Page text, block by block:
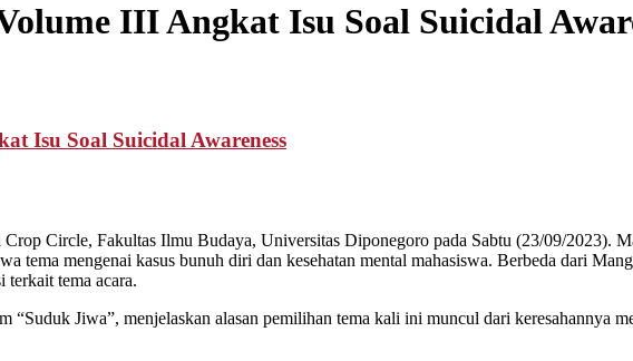
III Angkat Isu Soal Suicidal
Isu Soal Suicidal Awareness
Circle, Fakultas Ilmu Budaya, Universitas Diponegoro pada Sabtu (23/09/2023).
tema mengenai kasus bunuh diri dan kesehatan mental mahasiswa. Berbeda dari
tema acara.
“Suduk Jiwa”, menjelaskan alasan pemilihan tema kali ini muncul dari keresahannya